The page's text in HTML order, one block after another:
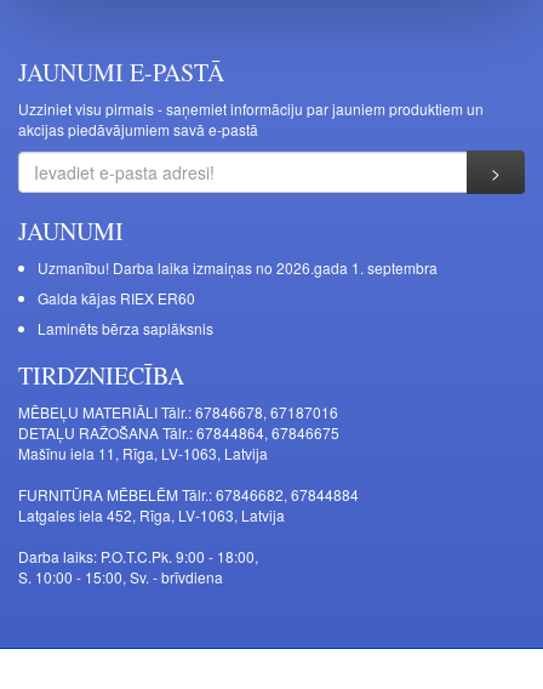
JAUNUMI E-PASTĀ
Uzziniet visu pirmais - saņemiet informāciju par jauniem produktiem un
akcijas piedāvājumiem savā e-pastā
JAUNUMI
Uzmanību! Darba laika izmaiņas no 2026.gada 1. septembra
Galda kājas RIEX ER60
Laminēts bērza saplāksnis
TIRDZNIECĪBA
MĒBEĻU MATERIĀLI Tālr.: 67846678, 67187016
DETAĻU RAŽOŠANA Tālr.: 67844864, 67846675
Mašīnu iela 11, Rīga, LV-1063, Latvija
FURNITŪRA MĒBELĒM Tālr.: 67846682, 67844884
Latgales iela 452, Rīga, LV-1063, Latvija
Darba laiks: P.O.T.C.Pk. 9:00 - 18:00,
S. 10:00 - 15:00, Sv. - brīvdiena